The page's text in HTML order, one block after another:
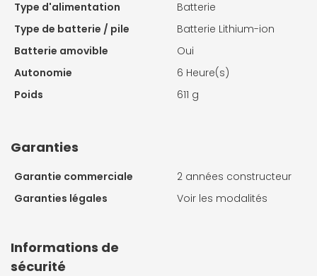
Type d'alimentation
Batterie
Type de batterie / pile
Batterie Lithium-ion
Batterie amovible
Oui
Autonomie
6 Heure(s)
Poids
611 g
Garanties
Garantie commerciale
2 années constructeur
Garanties légales
Voir les modalités
Informations de
sécurité